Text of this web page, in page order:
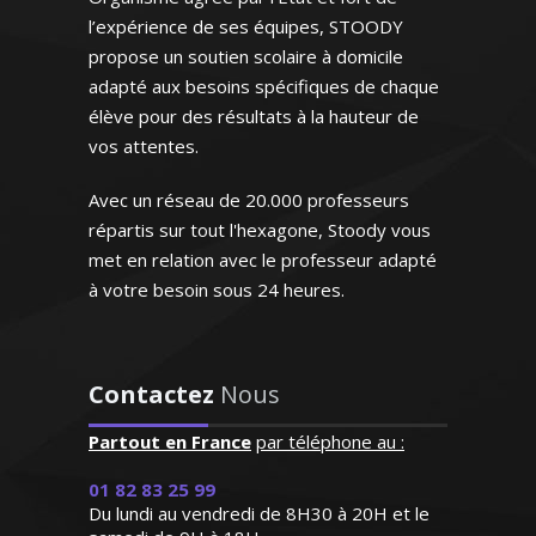
très gentille et je souhaite
la recommander à d'autres
personnes de mon
entourage"
Monsieur J.K (Rennes, élève en
"Excellente professeur qui
s’applique énormément et
donne de très bons
patiente et de surcroît très
sympathique, elle a su
chimie à des étudiants jusqu'au niveau
maîtrise sous la forme de tutorat et de
travaux dirigés. De plus, depuis 1998, je
prodigue des cours particuliers de
mathématiques et de physique chimie à
des élèves de tous les niveaux.
expérience, je saurai aider mes élèves à
améliorer leurs résultats
Madame S. Véronique - Professeur
de physique/chimie – Strasbourg
FLE (enseignement pour les étrangers
l’expérience de ses équipes, STOODY
propose un soutien scolaire à domicile
adapté aux besoins spécifiques de chaque
élève pour des résultats à la hauteur de
vos attentes.
Avec un réseau de 20.000 professeurs
répartis sur tout l'hexagone, Stoody vous
met en relation avec le professeur adapté
à votre besoin sous 24 heures.
Contactez Nous
Partout en France par téléphone au :
01 82 83 25 99
Du lundi au vendredi de 8H30 à 20H et le